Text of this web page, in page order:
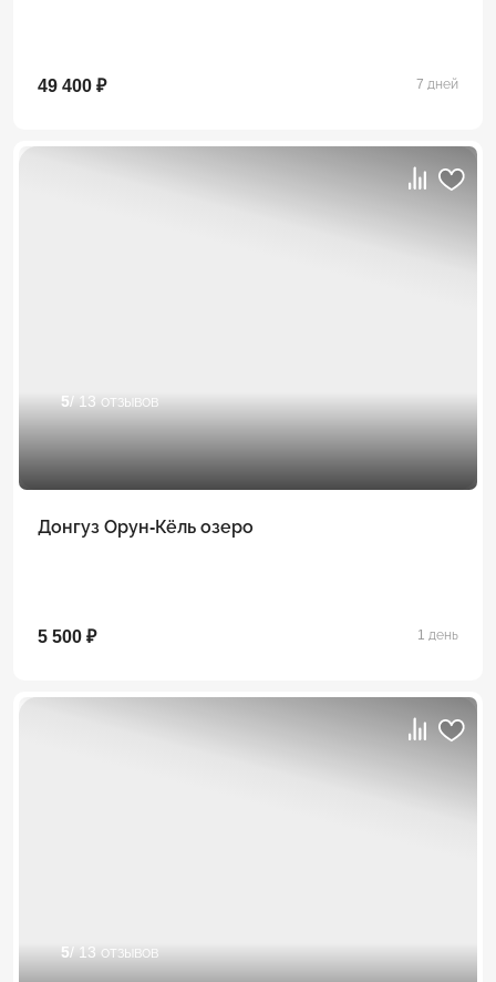
49 400 ₽ 7 дней
5/ 13 отзывов
Донгуз Орун-Кёль озеро
5 500 ₽ 1 день
5/ 13 отзывов